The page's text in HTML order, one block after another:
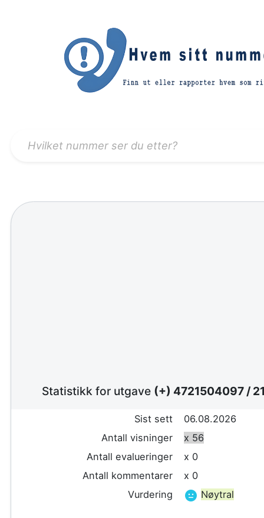
Statistikk for utgave (+) 4721504097 /
Sist sett
06.08.2026
Antall visninger
x 56
Antall evalueringer
x 0
Antall kommentarer
x 0
Vurdering
Nøytral